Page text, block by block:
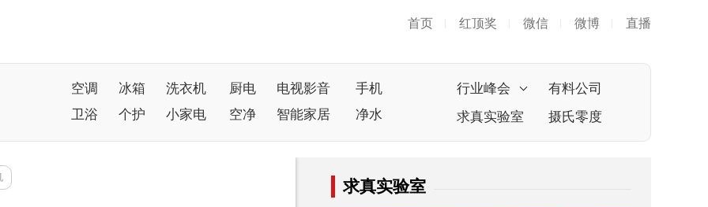
首页 红顶奖 微信 微博 直播
空调 冰箱 洗衣机 厨电 电视影音
手机
卫浴
个护 小家电 空净 智能家居 净水
行业峰会
有料公司
求真实验室
摄氏零度
求真实验室